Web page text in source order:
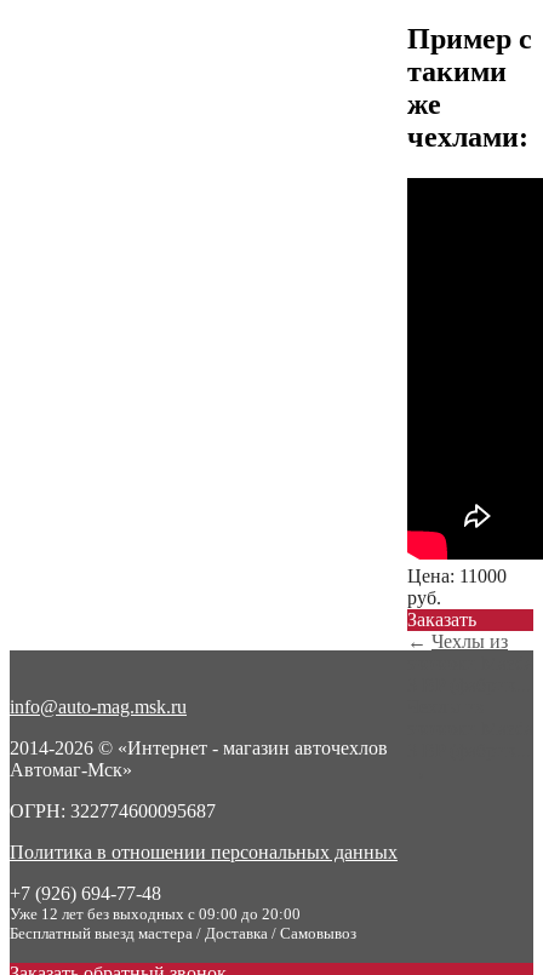
Пример с
такими
же
чехлами:
Цена: 11000
руб.
Заказать
← Чехлы из
info@auto-mag.msk.ru
2014-2026 © «Интернет - магазин авточехлов
Автомаг-Мск»
ОГРН: 322774600095687
Политика в отношении персональных данных
+7 (926) 694-77-48
Уже 12 лет без выходных с 09:00 до 20:00
Бесплатный выезд мастера / Доставка / Самовывоз